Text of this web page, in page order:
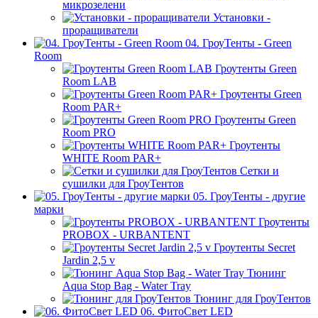
микрозелени
Установки -
проращиватели
04. ГроуТенты - Green
Room
Гроутенты Green
Room LAB
Гроутенты Green
Room PAR+
Гроутенты Green
Room PRO
Гроутенты
WHITE Room PAR+
Сетки и
сушилки для ГроуТентов
05. ГроуТенты - другие
марки
Гроутенты
PROBOX - URBANTENT
Гроутенты Secret
Jardin 2,5 v
Тюнинг
Aqua Stop Bag - Water Tray
Тюнинг для ГроуТентов
06. ФитоСвет LED